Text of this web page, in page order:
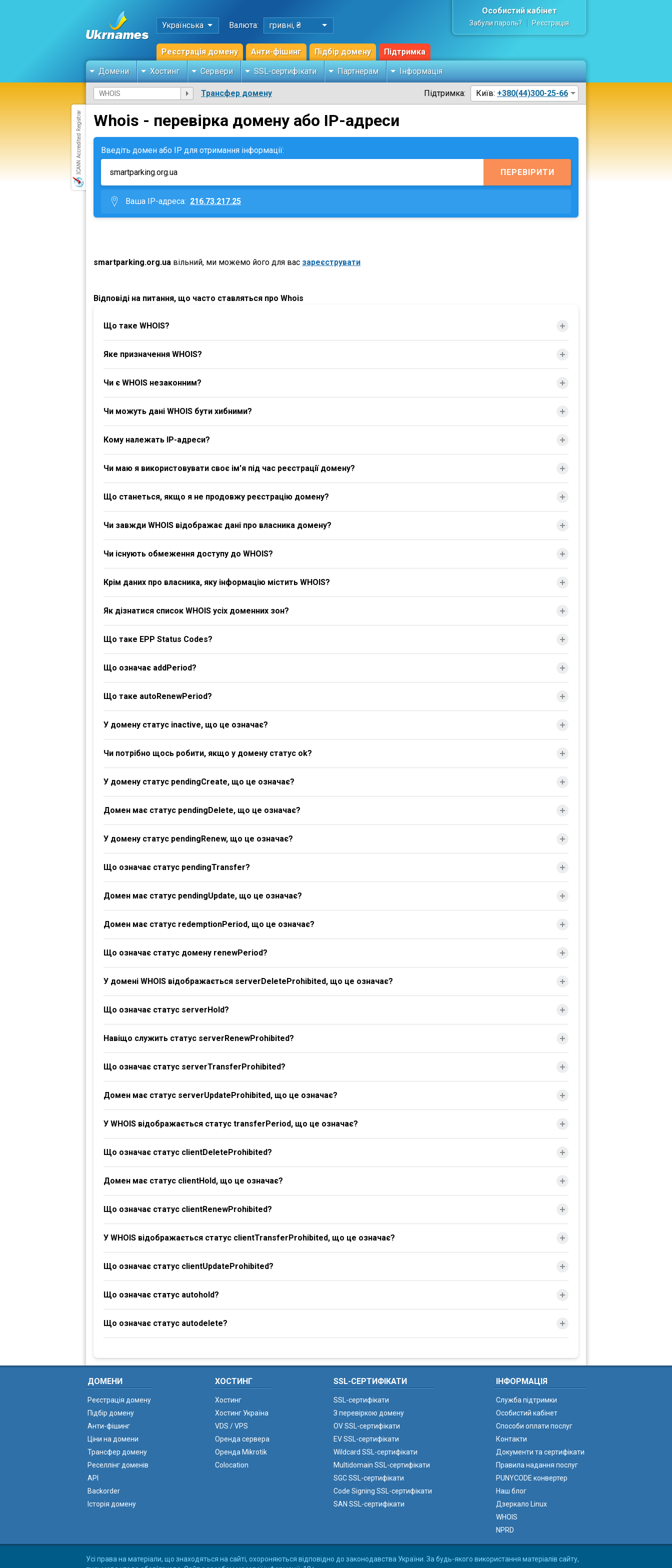
Українська Валюта: гривні, ₴
Реєстрація домену Анти-фішинг Підбір домену Підтримка
Особистий кабінет
Забули пароль? Реєстрація
Домени Хостинг Сервери SSL-сертифікати Партнерам Інформація
Трансфер домену Підтримка: Київ: +380(44)300-25-66
Whois - перевірка домену або IP-адреси
Введіть домен або IP для отримання інформації:
ПЕРЕВІРИТИ
Ваша IP-адреса: 216.73.217.25
smartparking.org.ua вільний, ми можемо його для вас зареєструвати
Відповіді на питання, що часто ставляться про Whois
Що таке WHOIS?
Яке призначення WHOIS?
Чи є WHOIS незаконним?
Чи можуть дані WHOIS бути хибними?
Кому належать IP-адреси?
Чи маю я використовувати своє ім'я під час реєстрації домену?
Що станеться, якщо я не продовжу реєстрацію домену?
Чи завжди WHOIS відображає дані про власника домену?
Чи існують обмеження доступу до WHOIS?
Крім даних про власника, яку інформацію містить WHOIS?
Як дізнатися список WHOIS усіх доменних зон?
Що таке EPP Status Codes?
Що означає addPeriod?
Що таке autoRenewPeriod?
У домену статус inactive, що це означає?
Чи потрібно щось робити, якщо у домену статус ok?
У домену статус pendingCreate, що це означає?
Домен має статус pendingDelete, що це означає?
У домену статус pendingRenew, що це означає?
Що означає статус pendingTransfer?
Домен має статус pendingUpdate, що це означає?
Домен має статус redemptionPeriod, що це означає?
Що означає статус домену renewPeriod?
У домені WHOIS відображається serverDeleteProhibited, що це означає?
Що означає статус serverHold?
Навіщо служить статус serverRenewProhibited?
Що означає статус serverTransferProhibited?
Домен має статус serverUpdateProhibited, що це означає?
У WHOIS відображається статус transferPeriod, що це означає?
Що означає статус clientDeleteProhibited?
Домен має статус clientHold, що це означає?
Що означає статус clientRenewProhibited?
У WHOIS відображається статус clientTransferProhibited, що це означає?
Що означає статус clientUpdateProhibited?
Що означає статус autohold?
Що означає статус autodelete?
ДОМЕНИ
Реєстрація домену
Підбір домену
Анти-фішинг
Ціни на домени
Трансфер домену
Реселлінг доменів
API
Backorder
Історія домену
ХОСТИНГ
Хостинг
Хостинг Україна
VDS / VPS
Оренда сервера
Оренда Mikrotik
Colocation
SSL-СЕРТИФІКАТИ
SSL-сертифікати
З перевіркою домену
OV SSL-сертифікати
EV SSL-сертифікати
Wildcard SSL-сертифікати
Multidomain SSL-сертифікати
SGC SSL-сертифікати
Code Signing SSL-сертифікати
SAN SSL-сертифікати
ІНФОРМАЦІЯ
Служба підтримки
Особистий кабінет
Способи оплати послуг
Контакти
Документи та сертифікати
Правила надання послуг
PUNYCODE конвертер
Наш блог
Дзеркало Linux
WHOIS
NPRD
Усі права на матеріали, що знаходяться на сайті, охороняються відповідно до законодавства України. За будь-якого використання матеріалів сайту,